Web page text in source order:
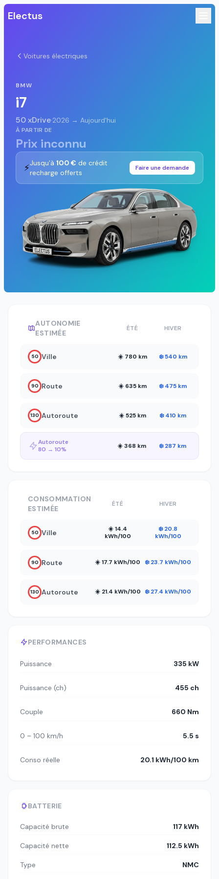
Electus
Voitures électriques
BMW
i7
50 xDrive·2026 → Aujourd'hui
À PARTIR DE
Prix inconnu
⚡Jusqu'à 100 € de crédit
recharge offerts
Faire une demande
AUTONOMIE
ESTIMÉE
ÉTÉ HIVER
50 Ville ☀️ 780 km ❄️ 540 km
90 Route ☀️ 635 km ❄️ 475 km
130 Autoroute ☀️ 525 km ❄️ 410 km
Autoroute
80 → 10%
☀️ 368 km ❄️ 287 km
PERFORMANCES
Puissance 335 kW
Puissance (ch) 455 ch
Couple 660 Nm
0 – 100 km/h 5.5 s
Conso réelle 20.1 kWh/100 km
BATTERIE
Capacité brute 117 kWh
Capacité nette 112.5 kWh
Type NMC
CONSOMMATION
ESTIMÉE
ÉTÉ HIVER
50 Ville
☀️ 14.4
kWh/100
❄️ 20.8
kWh/100
90 Route ☀️ 17.7 kWh/100 ❄️ 23.7 kWh/100
130 Autoroute ☀️ 21.4 kWh/100 ❄️ 27.4 kWh/100